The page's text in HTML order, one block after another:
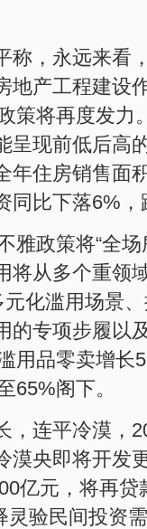
，永远来看
地产工程建设
策将再度发力
呈现前低后高
年住房销售面
同比下落6%
政策将“全场
将从多个重领
元化滥用场景
的专项步履以
用品零卖增长
65%阁下。
连平冷漠，
漠央即将开发
亿元，将再
灵验民间投资